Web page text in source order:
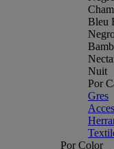
Bleu
Nuit
Por
Gres
Por Color